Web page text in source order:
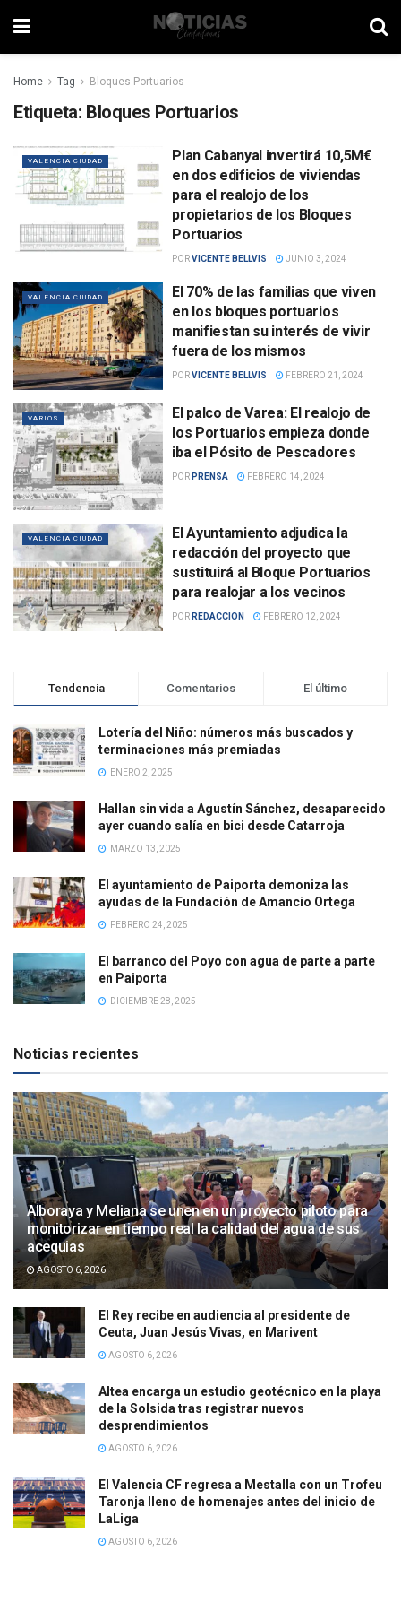
Home Tag Bloques Portuarios
Etiqueta: Bloques Portuarios
VALENCIA CIUDAD
Plan Cabanyal invertirá 10,5M€
en dos edificios de viviendas
para el realojo de los
propietarios de los Bloques
Portuarios
PORVICENTE BELLVIS JUNIO 3, 2024
VALENCIA CIUDAD
El 70% de las familias que viven
en los bloques portuarios
manifiestan su interés de vivir
fuera de los mismos
PORVICENTE BELLVIS FEBRERO 21, 2024
VARIOS
El palco de Varea: El realojo de
los Portuarios empieza donde
iba el Pósito de Pescadores
POR PRENSA FEBRERO 14, 2024
VALENCIA CIUDAD
El Ayuntamiento adjudica la
redacción del proyecto que
sustituirá al Bloque Portuarios
para realojar a los vecinos
POR REDACCION FEBRERO 12, 2024
Tendencia Comentarios El último
Lotería del Niño: números más buscados y
terminaciones más premiadas
ENERO 2, 2025
Hallan sin vida a Agustín Sánchez, desaparecido
ayer cuando salía en bici desde Catarroja
MARZO 13, 2025
El ayuntamiento de Paiporta demoniza las
ayudas de la Fundación de Amancio Ortega
FEBRERO 24, 2025
El barranco del Poyo con agua de parte a parte
en Paiporta
DICIEMBRE 28, 2025
Noticias recientes
Alboraya y Meliana se unen en un proyecto piloto para
monitorizar en tiempo real la calidad del agua de sus
acequias
AGOSTO 6, 2026
El Rey recibe en audiencia al presidente de
Ceuta, Juan Jesús Vivas, en Marivent
AGOSTO 6, 2026
Altea encarga un estudio geotécnico en la playa
de la Solsida tras registrar nuevos
desprendimientos
AGOSTO 6, 2026
El Valencia CF regresa a Mestalla con un Trofeu
Taronja lleno de homenajes antes del inicio de
LaLiga
AGOSTO 6, 2026